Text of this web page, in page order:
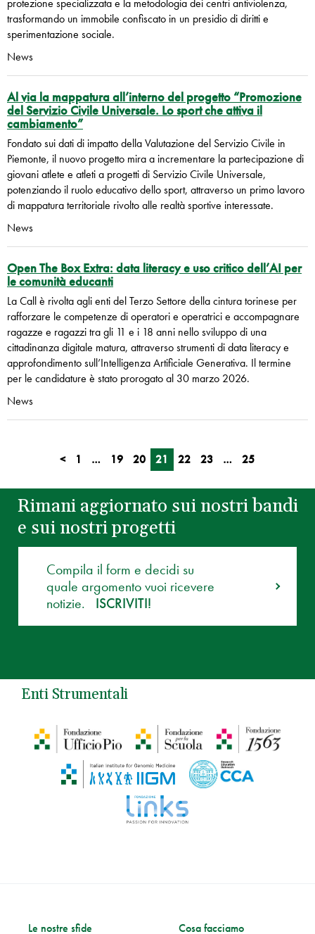
protezione specializzata e la metodologia dei centri antiviolenza,
trasformando un immobile confiscato in un presidio di diritti e
sperimentazione sociale.
News
Al via la mappatura all’interno del progetto “Promozione
del Servizio Civile Universale. Lo sport che attiva il
cambiamento”
Fondato sui dati di impatto della Valutazione del Servizio Civile in
Piemonte, il nuovo progetto mira a incrementare la partecipazione di
giovani atlete e atleti a progetti di Servizio Civile Universale,
potenziando il ruolo educativo dello sport, attraverso un primo lavoro
di mappatura territoriale rivolto alle realtà sportive interessate.
News
Open The Box Extra: data literacy e uso critico dell’AI per
le comunità educanti
La Call è rivolta agli enti del Terzo Settore della cintura torinese per
rafforzare le competenze di operatori e operatrici e accompagnare
ragazze e ragazzi tra gli 11 e i 18 anni nello sviluppo di una
cittadinanza digitale matura, attraverso strumenti di data literacy e
approfondimento sull’Intelligenza Artificiale Generativa. Il termine
per le candidature è stato prorogato al 30 marzo 2026.
News
< 1 … 19 20 21 22 23 … 25
Rimani aggiornato sui nostri bandi
e sui nostri progetti
Compila il form e decidi su
quale argomento vuoi ricevere
notizie.
ISCRIVITI!
Enti Strumentali
Le nostre sfide Cosa facciamo